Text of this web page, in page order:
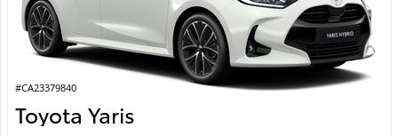
#CA23379840
Toyota Yaris